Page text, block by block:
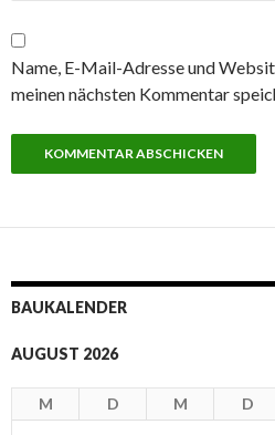
Name, E-Mail-Adresse und
meinen nächsten Kommentar
BAUKALENDER
AUGUST 2026
M D M D